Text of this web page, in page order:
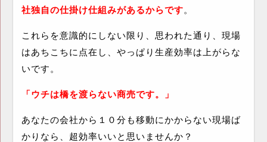
社独自の仕掛け仕組みがあるからです。
これらを意識的にしない限り、思われた通り、現場
はあちこちに点在し、やっぱり生産効率は上がらな
いです。
「ウチは橋を渡らない商売です。」
あなたの会社から１０分も移動にかからない現場ば
かりなら、超効率いいと思いませんか？